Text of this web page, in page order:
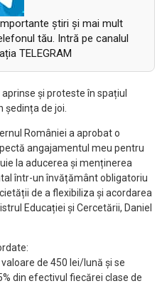
știri și mai mult
tău. Intră pe canalul
TELEGRAM
și proteste în spațiul
ședința de joi.
României a aprobat o
angajamentul meu pentru
la aducerea și menținerea
într-un învățământ obligatoriu
de a flexibiliza și acordarea
Educației și Cercetării, Daniel
de 450 lei/lună și se
din efectivul fiecărei clase de